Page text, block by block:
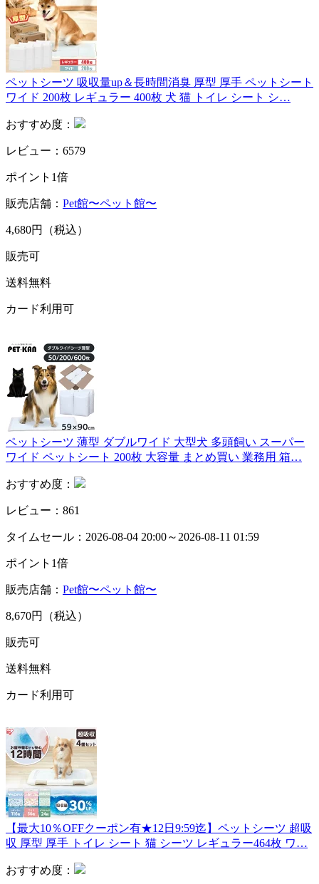
ペットシーツ 吸収量up＆長時間消臭 厚型 厚手 ペットシート
ワイド 200枚 レギュラー 400枚 犬 猫 トイレ シート シ…
おすすめ度：
レビュー：6579
ポイント1倍
販売店舗： Pet館〜ペット館〜
4,680円（税込）
販売可
送料無料
カード利用可
ペットシーツ 薄型 ダブルワイド 大型犬 多頭飼い スーパー
ワイド ペットシート 200枚 大容量 まとめ買い 業務用 箱…
おすすめ度：
レビュー：861
タイムセール：2026-08-04 20:00～2026-08-11 01:59
ポイント1倍
販売店舗： Pet館〜ペット館〜
8,670円（税込）
販売可
送料無料
カード利用可
【最大10％OFFクーポン有★12日9:59迄】ペットシーツ 超吸
収 厚型 厚手 トイレ シート 猫 シーツ レギュラー464枚 ワ…
おすすめ度：